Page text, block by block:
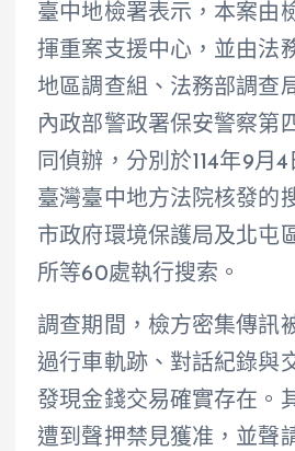
臺中地檢署表示，本案由
揮重案支援中心，並由法
地區調查組、法務部調查
內政部警政署保安警察第
同偵辦，分別於114年9月
臺灣臺中地方法院核發的
市政府環境保護局及北屯
所等60處執行搜索。
調查期間，檢方密集傳訊
過行車軌跡、對話紀錄與
發現金錢交易確實存在。
遭到聲押禁見獲准，並聲